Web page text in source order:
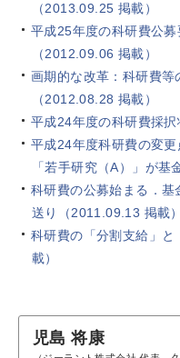
（2013.09.25 掲載）
平成25年度の科研費公
（2012.09.06 掲載）
画期的な改革：科研費等
（2012.08.28 掲載）
平成24年度の科研費採
平成24年度科研費の変
「若手研究（A）」が基
科研費の公募始まる．基
送り（2011.09.13 掲載）
科研費の「分割支給」
載）
児島 将康